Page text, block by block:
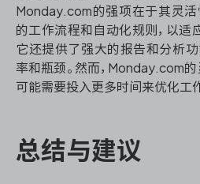
Monday.com的强项在于其灵活
的工作流程和自动化规则，以适
它还提供了强大的报告和分析
率和瓶颈。然而，Monday.com
可能需要投入更多时间来优化工
总结与建议